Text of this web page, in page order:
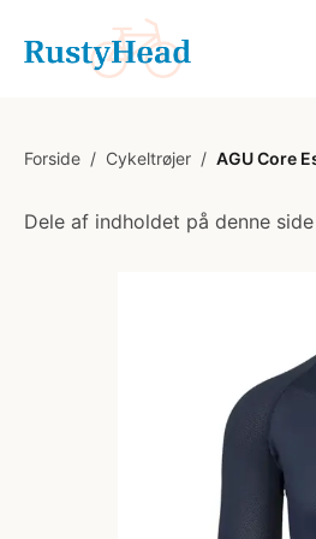
Forside / Cykeltrøjer / AGU Core
Dele af indholdet på denne